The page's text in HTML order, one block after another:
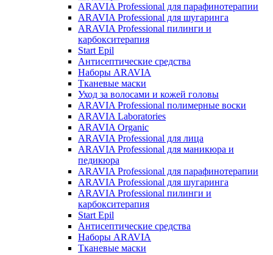
ARAVIA Professional для парафинотерапии
ARAVIA Professional для шугаринга
ARAVIA Professional пилинги и
карбокситерапия
Start Epil
Антисептические средства
Наборы ARAVIA
Тканевые маски
Уход за волосами и кожей головы
ARAVIA Professional полимерные воски
ARAVIA Laboratories
ARAVIA Organic
ARAVIA Professional для лица
ARAVIA Professional для маникюра и
педикюра
ARAVIA Professional для парафинотерапии
ARAVIA Professional для шугаринга
ARAVIA Professional пилинги и
карбокситерапия
Start Epil
Антисептические средства
Наборы ARAVIA
Тканевые маски